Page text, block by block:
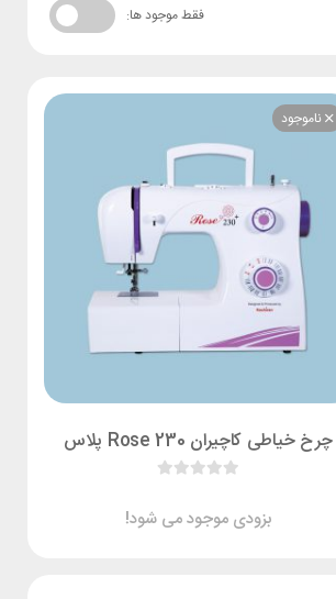
فقط موجود ها:
ناموجود
چرخ خیاطی کاچیران Rose 230 پلاس
بزودی موجود می شود!